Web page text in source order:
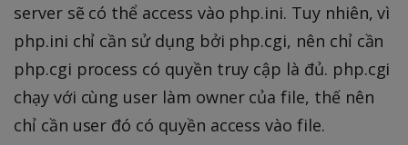
server sẽ có thể access vào php.ini. Tuy nhiên, vì
php.ini chỉ cần sử dụng bởi php.cgi, nên chỉ cần
php.cgi process có quyền truy cập là đủ. php.cgi
chạy với cùng user làm owner của file, thế nên
chỉ cần user đó có quyền access vào file.